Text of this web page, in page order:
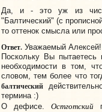
Да, и - это уж из
"Балтический" (с
то оттенок смысла или
Ответ.Уважаемый Алексей!
Поскольку Вы пытаетесь
необходимости в том,
словом, тем более что
балтический
термина :)
О дефисе. Остготский